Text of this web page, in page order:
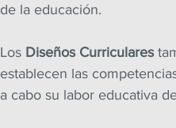
de la educación.
Los Diseños Curriculares
establecen las
a cabo su labor educativa